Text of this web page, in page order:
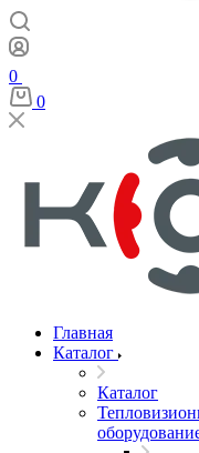
0
0
Главная
Каталог
Каталог